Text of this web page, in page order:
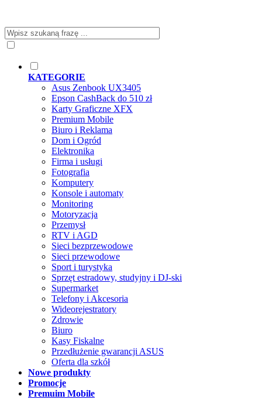
KATEGORIE
Asus Zenbook UX3405
Epson CashBack do 510 zł
Karty Graficzne XFX
Premium Mobile
Biuro i Reklama
Dom i Ogród
Elektronika
Firma i usługi
Fotografia
Komputery
Konsole i automaty
Monitoring
Motoryzacja
Przemysł
RTV i AGD
Sieci bezprzewodowe
Sieci przewodowe
Sport i turystyka
Sprzęt estradowy, studyjny i DJ-ski
Supermarket
Telefony i Akcesoria
Wideorejestratory
Zdrowie
Biuro
Kasy Fiskalne
Przedłużenie gwarancji ASUS
Oferta dla szkół
Nowe produkty
Promocje
Premuim Mobile